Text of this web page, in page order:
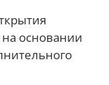
основании